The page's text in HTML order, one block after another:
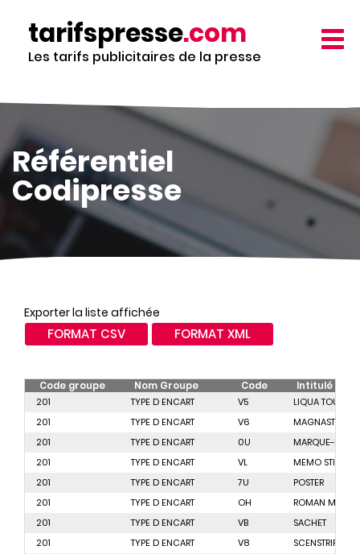
contenu
principal
tarifspresse.com
Les tarifs publicitaires de la presse
Référentiel
Codipresse
Exporter la liste affichée
FORMAT CSV FORMAT XML
Code groupe Nom Groupe Code
Intitulé
201
TYPE D ENCART V5
LIQUA TOUCH
201
TYPE D ENCART V6
MAGNASTRIP
201
TYPE D ENCART 0U
MARQUE-PAGE
201
TYPE D ENCART VL
MEMO STICK
201
TYPE D ENCART 7U
POSTER
201
TYPE D ENCART OH
ROMAN
201
TYPE D ENCART VB
SACHET
201
TYPE D ENCART V8
SCENSTRIP